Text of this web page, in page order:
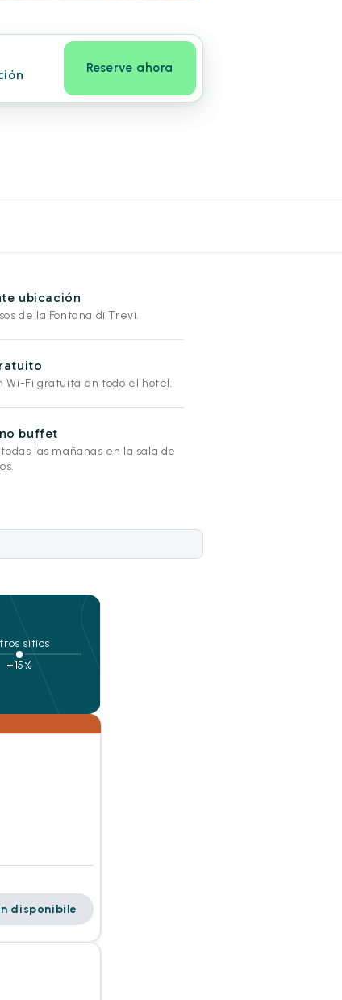
Reserve ahora
ubicación
de la Fontana di Trevi.
Wi-Fi gratuita en todo el hotel.
buffet
las mañanas en la sala de
sitios
+15%
disponibile